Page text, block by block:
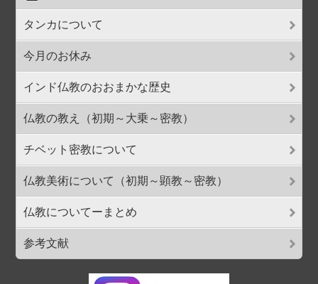
タンカについて
今月のお休み
インド仏教のおおまかな歴史
仏教の教え（初期～大乗～密教）
チベット密教について
仏教美術について（初期～顕教～密教）
仏教についてーまとめ
参考文献